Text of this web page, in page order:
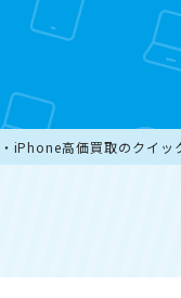
iPhone高価買取のクイッ